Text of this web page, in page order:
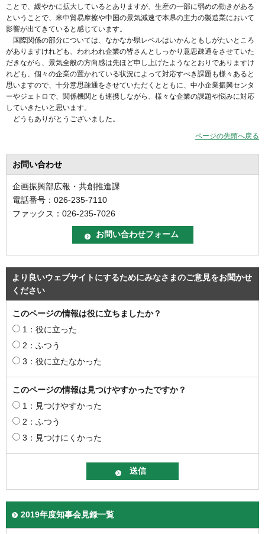
ことで、緩やかに拡大しているとありますが、生産の一部に弱めの動きがある
ということで、米中貿易摩擦や中国の景気減速で本県の主力の製造業において
影響が出てきていると感じています。
国際関係の部分については、なかなか県レベルはいかんともしがたいところ
がありますけれども、われわれ企業の皆さんとしっかり意思疎通をさせていた
だきながら、景気全般の方向感は先ほど申し上げたようなとおりでありますけ
れども、個々の企業の置かれている状況によって対応すべき課題も様々あると
思いますので、十分意思疎通をさせていただくとともに、中小企業振興センタ
ーやジェトロで、関係機関とも連携しながら、様々な企業の課題や悩みに対応
していきたいと思います。
どうもありがとうございました。
ページの先頭へ戻る
お問い合わせ
企画振興部広報・共創推進課
電話番号：026-235-7110
ファックス：026-235-7026
より良いウェブサイトにするためにみなさまのご意見をお聞かせ
ください
このページの情報は役に立ちましたか？
1：役に立った
2：ふつう
3：役に立たなかった
このページの情報は見つけやすかったですか？
1：見つけやすかった
2：ふつう
3：見つけにくかった
2019年度知事会見録一覧